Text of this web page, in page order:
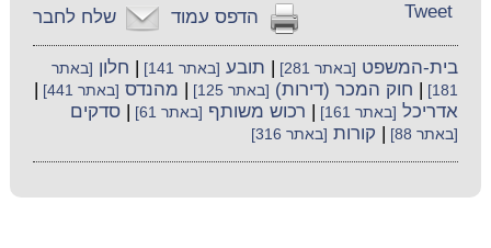
שלח לחבר הדפס עמוד Tweet
בית-המשפט [באתר 281] תובע [באתר 141] חלון [באתר
181]
חוק המכר (דירות) [באתר 125] מהנדס [באתר 441]
אדריכל [באתר 161] רכוש משותף [באתר 61] |סדקים
[באתר 88] קורות [באתר 316]